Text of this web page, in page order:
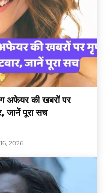
की खबरों पर
जानें पूरा सच
2026